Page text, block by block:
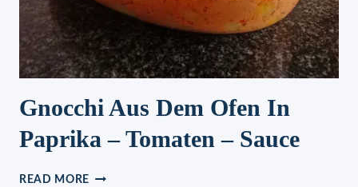
Gnocchi Aus Dem Ofen In
Paprika – Tomaten – Sauce
READ MORE GNOCCHI